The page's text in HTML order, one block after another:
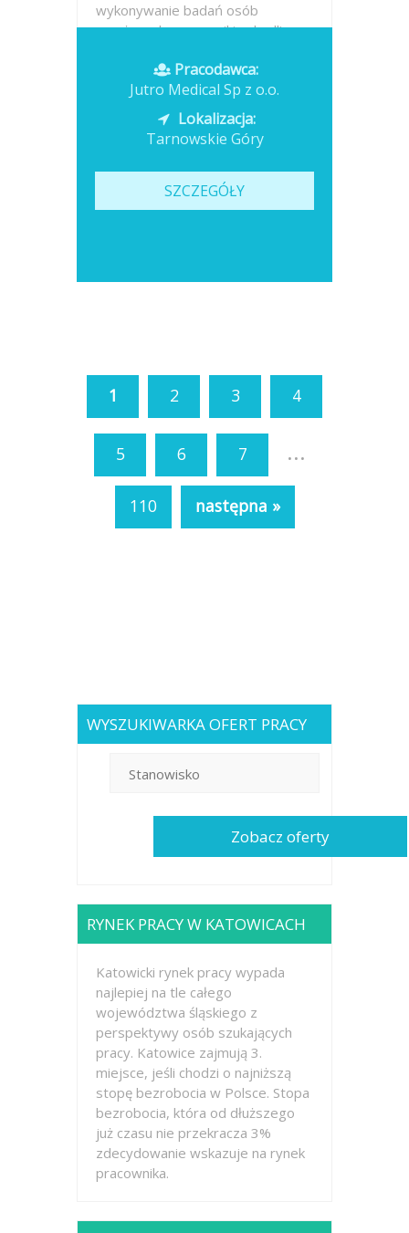
wykonywanie badań osób
narażonych na czynniki szkodliwe,
Opublikowano: dzisiaj
Pracodawca:
Jutro Medical Sp z o.o.
Lokalizacja:
Tarnowskie Góry
SZCZEGÓŁY
1 2 3 4
5 6 7 ...
110 następna »
WYSZUKIWARKA OFERT PRACY
RYNEK PRACY W KATOWICACH
Katowicki rynek pracy wypada
najlepiej na tle całego
województwa śląskiego z
perspektywy osób szukających
pracy. Katowice zajmują 3.
miejsce, jeśli chodzi o najniższą
stopę bezrobocia w Polsce. Stopa
bezrobocia, która od dłuższego
już czasu nie przekracza 3%
zdecydowanie wskazuje na rynek
pracownika.